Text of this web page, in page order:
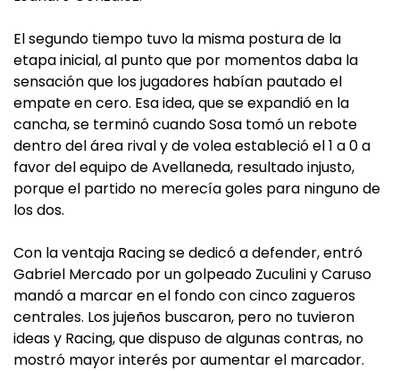
El segundo tiempo tuvo la misma postura de la
etapa inicial, al punto que por momentos daba la
sensación que los jugadores habían pautado el
empate en cero. Esa idea, que se expandió en la
cancha, se terminó cuando Sosa tomó un rebote
dentro del área rival y de volea estableció el 1 a 0 a
favor del equipo de Avellaneda, resultado injusto,
porque el partido no merecía goles para ninguno de
los dos.
Con la ventaja Racing se dedicó a defender, entró
Gabriel Mercado por un golpeado Zuculini y Caruso
mandó a marcar en el fondo con cinco zagueros
centrales. Los jujeños buscaron, pero no tuvieron
ideas y Racing, que dispuso de algunas contras, no
mostró mayor interés por aumentar el marcador.